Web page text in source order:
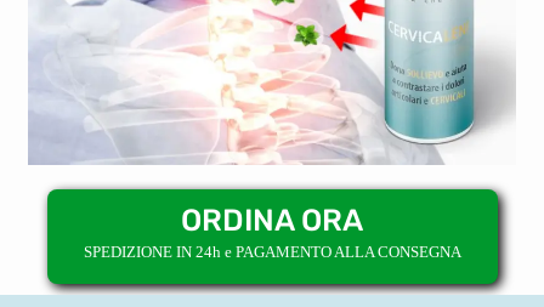
ORDINA ORA
SPEDIZIONE IN 24h e PAGAMENTO ALLA CONSEGNA